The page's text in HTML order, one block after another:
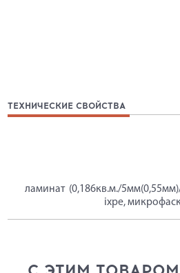
ТЕХНИЧЕСКИЕ СВОЙСТВА
ламинат (0,186кв.м./
ixpe,